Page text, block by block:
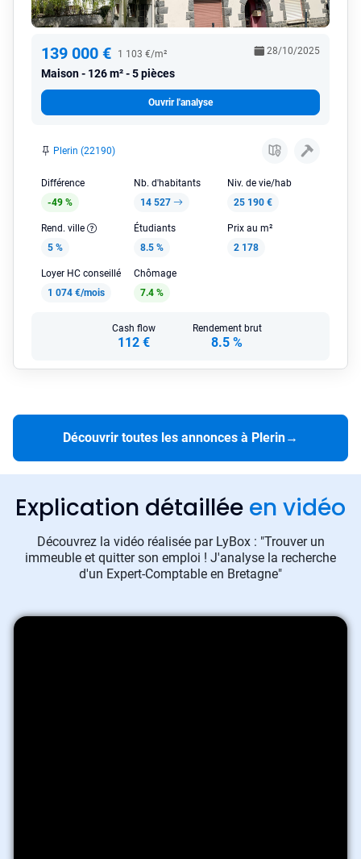
139 000 € 1 103 €/m²
Maison 126 m² - 5 pièces
28/10/2025
Ouvrir l'analyse
Plerin (22190)
Différence
-49 %
Nb. d'habitants
14 527
Niv. de vie/hab
25 190 €
Rend. ville
5 %
Étudiants
8.5 %
Prix au m²
2 178
Loyer HC conseillé
1 074 €/mois
Chômage
7.4 %
Cash flow
112 €
Rendement brut
8.5 %
Découvrir toutes les annonces à Plerin→
Explication détaillée en vidéo
Découvrez la vidéo réalisée par LyBox : "Trouver un
immeuble et quitter son emploi ! J'analyse la recherche
d'un Expert-Comptable en Bretagne"